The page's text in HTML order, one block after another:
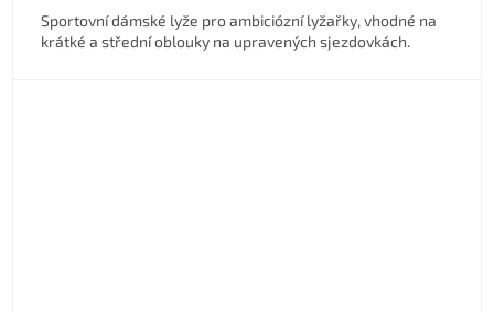
Sportovní dámské lyže pro ambiciózní lyžařky, vhodné na
krátké a střední oblouky na upravených sjezdovkách.